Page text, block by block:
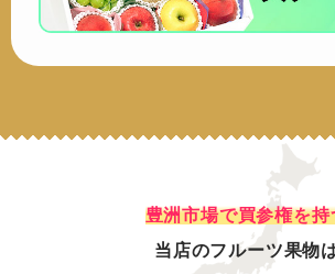
豊洲市場で買参権を持
当店のフルーツ果物